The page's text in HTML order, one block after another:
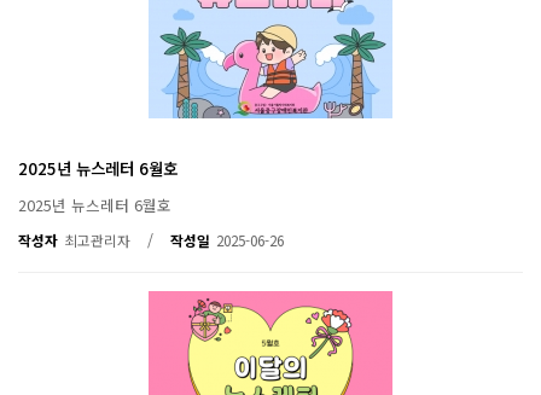
2025년 뉴스레터 6월호
2025년 뉴스레터 6월호
작성자 최고관리자 / 작성일 2025-06-26